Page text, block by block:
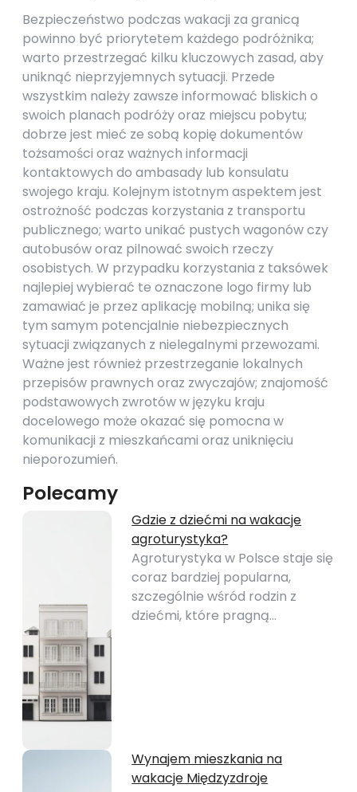
Bezpieczeństwo podczas wakacji za granicą
powinno być priorytetem każdego podróżnika;
warto przestrzegać kilku kluczowych zasad, aby
uniknąć nieprzyjemnych sytuacji. Przede
wszystkim należy zawsze informować bliskich o
swoich planach podróży oraz miejscu pobytu;
dobrze jest mieć ze sobą kopię dokumentów
tożsamości oraz ważnych informacji
kontaktowych do ambasady lub konsulatu
swojego kraju. Kolejnym istotnym aspektem jest
ostrożność podczas korzystania z transportu
publicznego; warto unikać pustych wagonów czy
autobusów oraz pilnować swoich rzeczy
osobistych. W przypadku korzystania z taksówek
najlepiej wybierać te oznaczone logo firmy lub
zamawiać je przez aplikację mobilną; unika się
tym samym potencjalnie niebezpiecznych
sytuacji związanych z nielegalnymi przewozami.
Ważne jest również przestrzeganie lokalnych
przepisów prawnych oraz zwyczajów; znajomość
podstawowych zwrotów w języku kraju
docelowego może okazać się pomocna w
komunikacji z mieszkańcami oraz uniknięciu
nieporozumień.
Polecamy
Gdzie z dziećmi na wakacje
agroturystyka?
Agroturystyka w Polsce staje się
coraz bardziej popularna,
szczególnie wśród rodzin z
dziećmi, które pragną…
Wynajem mieszkania na
wakacje Międzyzdroje